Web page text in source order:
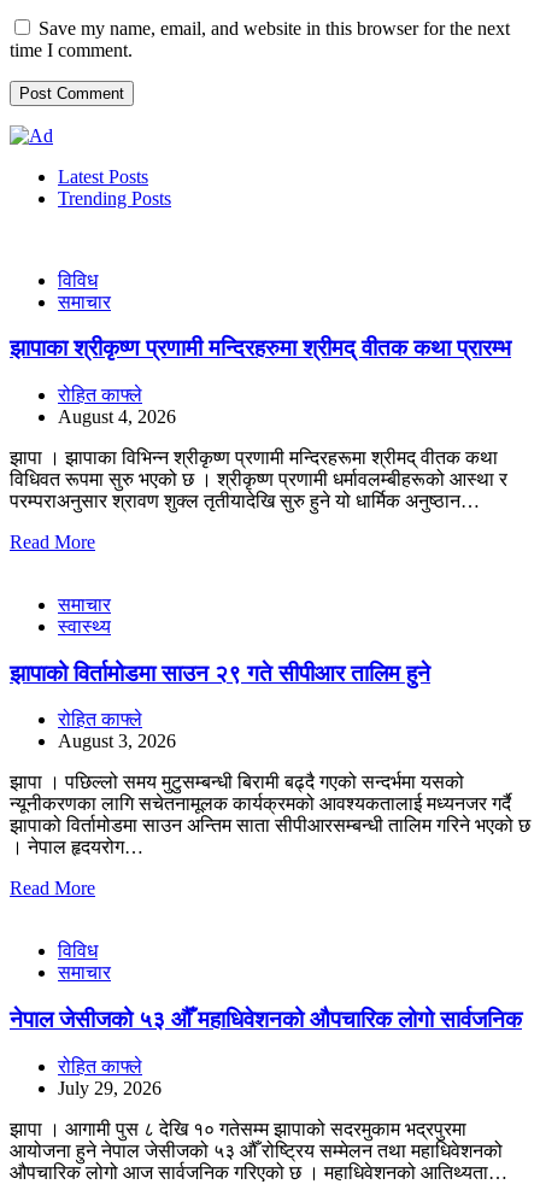
Save my name, email, and website in this browser for the next
time I comment.
Latest Posts
Trending Posts
विविध
समाचार
झापाका श्रीकृष्ण प्रणामी मन्दिरहरुमा श्रीमद् वीतक कथा प्रारम्भ
रोहित काफ्ले
August 4, 2026
झापा । झापाका विभिन्न श्रीकृष्ण प्रणामी मन्दिरहरूमा श्रीमद् वीतक कथा
विधिवत रूपमा सुरु भएको छ । श्रीकृष्ण प्रणामी धर्मावलम्बीहरूको आस्था र
परम्पराअनुसार श्रावण शुक्ल तृतीयादेखि सुरु हुने यो धार्मिक अनुष्ठान…
Read More
समाचार
स्वास्थ्य
झापाको विर्तामोडमा साउन २९ गते सीपीआर तालिम हुने
रोहित काफ्ले
August 3, 2026
झापा । पछिल्लो समय मुटुसम्बन्धी बिरामी बढ्दै गएको सन्दर्भमा यसको
न्यूनीकरणका लागि सचेतनामूलक कार्यक्रमको आवश्यकतालाई मध्यनजर गर्दै
झापाको विर्तामोडमा साउन अन्तिम साता सीपीआरसम्बन्धी तालिम गरिने भएको छ
। नेपाल हृदयरोग…
Read More
विविध
समाचार
नेपाल जेसीजको ५३ औँ महाधिवेशनको औपचारिक लोगो सार्वजनिक
रोहित काफ्ले
July 29, 2026
झापा । आगामी पुस ८ देखि १० गतेसम्म झापाको सदरमुकाम भद्रपुरमा
आयोजना हुने नेपाल जेसीजको ५३ औँ रोष्ट्रिय सम्मेलन तथा महाधिवेशनको
औपचारिक लोगो आज सार्वजनिक गरिएको छ । महाधिवेशनको आतिथ्यता…